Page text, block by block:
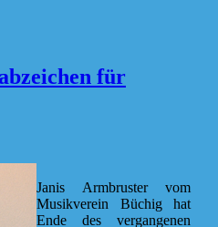
für
Janis Armbruster vom
Musikverein Büchig hat
Ende des vergangenen